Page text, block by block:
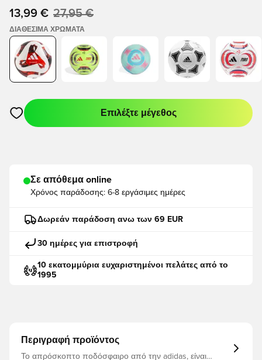
13,99 € 27,95 €
ΔΙΑΘΈΣΙΜΑ ΧΡΏΜΑΤΑ
Ανοίγει ένα Modal για να συνδεθείτε ή να εγγραφείτε ως
Επιλέξτε μέγεθος
Σε απόθεμα online
Χρόνος παράδοσης: 6-8 εργάσιμες ημέρες
Δωρεάν παράδοση ανω των 69 EUR
30 ημέρες για επιστροφή
10 εκατομμύρια ευχαριστημένοι πελάτες από το
1995
Περιγραφή προϊόντος
Το απρόσκοπτο ποδόσφαιρο από την adidas, είναι